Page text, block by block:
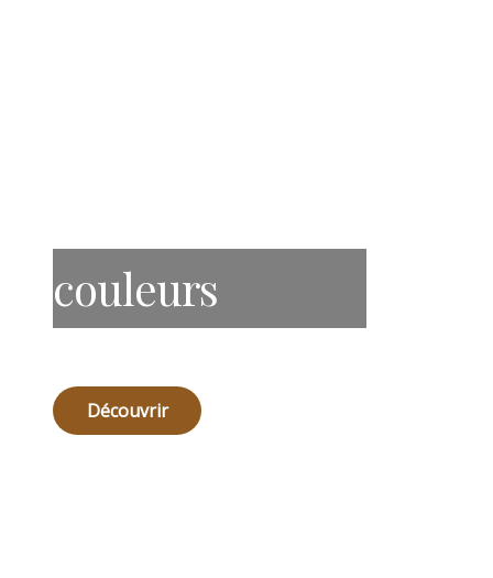
couleurs
Découvrir